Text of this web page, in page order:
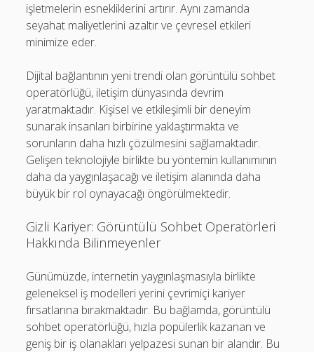
işletmelerin esnekliklerini artırır. Aynı zamanda
seyahat maliyetlerini azaltır ve çevresel etkileri
minimize eder.
Dijital bağlantının yeni trendi olan görüntülü sohbet
operatörlüğü, iletişim dünyasında devrim
yaratmaktadır. Kişisel ve etkileşimli bir deneyim
sunarak insanları birbirine yaklaştırmakta ve
sorunların daha hızlı çözülmesini sağlamaktadır.
Gelişen teknolojiyle birlikte bu yöntemin kullanımının
daha da yaygınlaşacağı ve iletişim alanında daha
büyük bir rol oynayacağı öngörülmektedir.
Gizli Kariyer: Görüntülü Sohbet Operatörleri
Hakkında Bilinmeyenler
Günümüzde, internetin yaygınlaşmasıyla birlikte
geleneksel iş modelleri yerini çevrimiçi kariyer
fırsatlarına bırakmaktadır. Bu bağlamda, görüntülü
sohbet operatörlüğü, hızla popülerlik kazanan ve
geniş bir iş olanakları yelpazesi sunan bir alandır. Bu